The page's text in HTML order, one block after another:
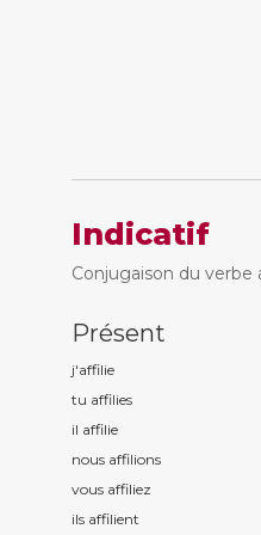
Indicatif
Conjugaison du verbe
Présent
j'affilie
tu affilies
il affilie
nous affilions
vous affiliez
ils affilient